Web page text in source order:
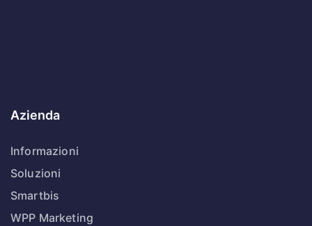
Azienda
Informazioni
Soluzioni
Smartbis
WPP Marketing